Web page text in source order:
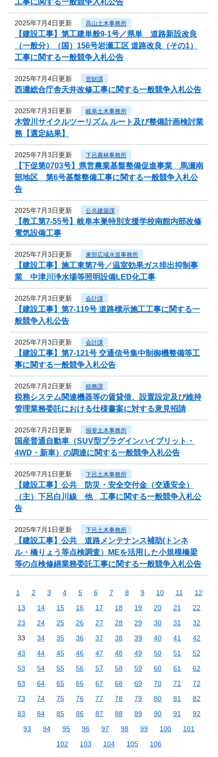
2025年7月4日更新 高山土木事務所
【建設工事】第工建単般9-1号／県単 道路新設改良
（一般分）（国）156号岩瀬工区 道路改良（その1）
工事に関する一般競争入札公告
2025年7月4日更新 管財課
西濃総合庁舎天井改修工事に関する一般競争入札公告
2025年7月3日更新 岐阜土木事務所
木曽川サイクルツーリズム ルート及び整備計画検討業
務【選定結果】
2025年7月3日更新 下呂農林事務所
【下促第0703号】県営農業基盤整備促進事業 馬瀬南
部地区 第6号基盤整備工事に関する一般競争入札公
告
2025年7月3日更新 公共建築課
【教工第7-55号】岐阜本巣特別支援学校南館内部改修
電気設備工事
2025年7月3日更新 東部広域水道事務所
【建設工事】施工東第7号／温室効果ガス排出抑制事
業 中津川浄水場等照明設備LED化工事
2025年7月3日更新 会計課
【建設工事】第7-119号 道路標示施工工事に関する一
般競争入札公告
2025年7月3日更新 会計課
【建設工事】第7-121号 交通信号集中制御機整備等工
事に関する一般競争入札公告
2025年7月2日更新 税務課
税務システム関連機器等の賃貸借、設置設定及び維持
管理業務委託における仕様書案に対する意見招請
2025年7月2日更新 揖斐土木事務所
国産普通自動車（SUV型プラグインハイブリット・
4WD・新車）の調達に関する一般競争入札公告
2025年7月1日更新 下呂土木事務所
【建設工事】公共 防災・安全交付金（交通安全）
（主）下呂白川線 他 工事に関する一般競争入札公
告
2025年7月1日更新 下呂土木事務所
【建設工事】公共 道路メンテナンス補助(トンネ
ル・橋りょう等点検調査）MEを活用した小規模橋梁
等の点検修繕業務委託工事に関する一般競争入札公告
1 2 3 4 5 6 7 8 9 10 11
12
13
14 15 16 17 18 19 20 21
22
23
24 25 26 27 28 29 30 31
32
33
34 35 36 37 38 39 40 41
42
43
44 45 46 47 48 49 50 51
52
53
54 55 56 57 58 59 60 61
62
63
64 65 66 67 68 69 70 71
72
73
74 75 76 77 78 79 80 81
82
83
84 85 86 87 88 89 90 91
92
93
94 95 96 97 98 99 100
101
102
103 104 105 106